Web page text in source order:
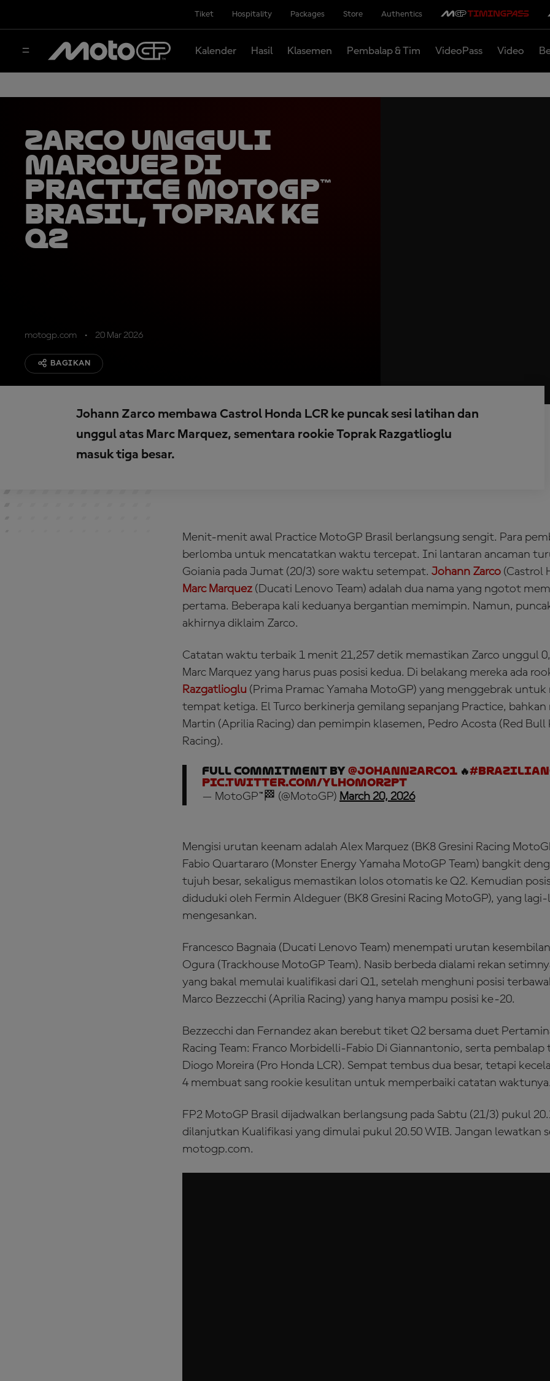
Tiket Hospitality Packages Store Authentics
Kalender Hasil Klasemen Pembalap & Tim VideoPass Video
Zarco Ungguli
Marquez di
Practice MotoGP™
Brasil, Toprak ke
Q2
motogp.com 20 Mar 2026
BAGIKAN
Johann Zarco membawa Castrol Honda LCR ke puncak sesi latihan dan
unggul atas Marc Marquez, sementara rookie Toprak Razgatlioglu
masuk tiga besar.
Menit-menit awal Practice MotoGP Brasil berlangsung sengit. Para
berlomba untuk mencatatkan waktu tercepat. Ini lantaran ancaman
Goiania pada Jumat (20/3) sore waktu setempat. Johann Zarco (Castrol
Marc Marquez (Ducati Lenovo Team) adalah dua nama yang ngotot
pertama. Beberapa kali keduanya bergantian memimpin. Namun,
akhirnya diklaim Zarco.
Catatan waktu terbaik 1 menit 21,257 detik memastikan Zarco unggul
Marc Marquez yang harus puas posisi kedua. Di belakang mereka ada
Razgatlioglu (Prima Pramac Yamaha MotoGP) yang menggebrak
tempat ketiga. El Turco berkinerja gemilang sepanjang Practice,
Martin (Aprilia Racing) dan pemimpin klasemen, Pedro Acosta (Red Bull
Racing).
Full commitment by@johannzarco1 🔥
pic.twitter.com/ylhomorZpT
— MotoGP™🏁 (@MotoGP) March 20, 2026
Mengisi urutan keenam adalah Alex Marquez (BK8 Gresini Racing
Fabio Quartararo (Monster Energy Yamaha MotoGP Team) bangkit
tujuh besar, sekaligus memastikan lolos otomatis ke Q2. Kemudian
diduduki oleh Fermin Aldeguer (BK8 Gresini Racing MotoGP), yang
mengesankan.
Francesco Bagnaia (Ducati Lenovo Team) menempati urutan
Ogura (Trackhouse MotoGP Team). Nasib berbeda dialami rekan
yang bakal memulai kualifikasi dari Q1, setelah menghuni posisi
Marco Bezzecchi (Aprilia Racing) yang hanya mampu posisi ke-20.
Bezzecchi dan Fernandez akan berebut tiket Q2 bersama duet
Racing Team: Franco Morbidelli-Fabio Di Giannantonio, serta pembalap
Diogo Moreira (Pro Honda LCR). Sempat tembus dua besar, tetapi
4 membuat sang rookie kesulitan untuk memperbaiki catatan waktunya.
FP2 MotoGP Brasil dijadwalkan berlangsung pada Sabtu (21/3) pukul
dilanjutkan Kualifikasi yang dimulai pukul 20.50 WIB. Jangan lewatkan
motogp.com.